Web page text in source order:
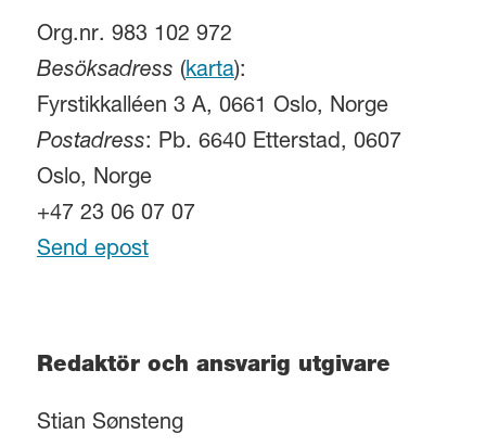
Org.nr. 983 102 972
Besöksadress (karta):
Fyrstikkalléen 3 A, 0661 Oslo, Norge
Postadress: Pb. 6640 Etterstad, 0607
Oslo, Norge
+47 23 06 07 07
Send epost
Redaktör och ansvarig utgivare
Stian Sønsteng